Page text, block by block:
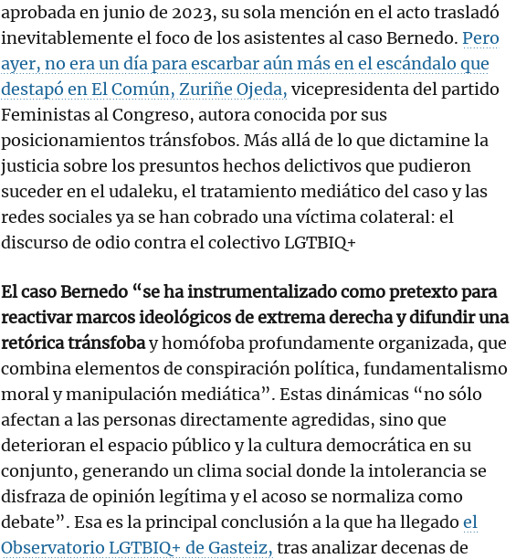
aprobada en junio de 2023, su sola mención en el acto trasladó
inevitablemente el foco de los asistentes al caso Bernedo. Pero
ayer, no era un día para escarbar aún más en el escándalo que
destapó en El Común, Zuriñe Ojeda, vicepresidenta del partido
Feministas al Congreso, autora conocida por sus
posicionamientos tránsfobos. Más allá de lo que dictamine la
justicia sobre los presuntos hechos delictivos que pudieron
suceder en el udaleku, el tratamiento mediático del caso y las
redes sociales ya se han cobrado una víctima colateral: el
discurso de odio contra el colectivo LGTBIQ+
El caso Bernedo “se ha instrumentalizado como pretexto para
reactivar marcos ideológicos de extrema derecha y difundir una
retórica tránsfobay homófoba profundamente organizada, que
combina elementos de conspiración política, fundamentalismo
moral y manipulación mediática”. Estas dinámicas “no sólo
afectan a las personas directamente agredidas, sino que
deterioran el espacio público y la cultura democrática en su
conjunto, generando un clima social donde la intolerancia se
disfraza de opinión legítima y el acoso se normaliza como
debate”. Esa es la principal conclusión a la que ha llegado el
Observatorio LGTBIQ+ de Gasteiz, tras analizar decenas de